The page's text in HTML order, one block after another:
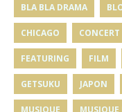
BLA BLA DRAMA
CHICAGO CONCERT
FEATURING FILM
GETSUKU JAPON
MUSIQUE MUSIQUE